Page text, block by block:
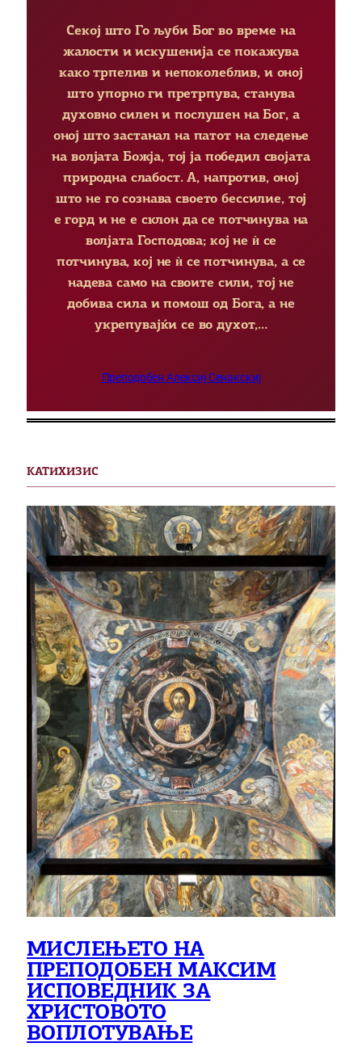
Секој што Го љуби Бог во време на
жалости и искушенија се покажува
како трпелив и непоколеблив, и оној
што упорно ги претрпува, станува
духовно силен и послушен на Бог, а
оној што застанал на патот на следење
на волјата Божја, тој ја победил својата
природна слабост. А, напротив, оној
што не го сознава своето бессилие, тој
е горд и не е склон да се потчинува на
волјата Господова; кој не ѝ се
потчинува, кој не ѝ се потчинува, а се
надева само на своите сили, тој не
добива сила и помош од Бога, а не
укрепувајќи се во духот,…
Преподобен Алексиј Сенакскиј
КАТИХИЗИС
МИСЛЕЊЕТО НА
ПРЕПОДОБЕН МАКСИМ
ИСПОВЕДНИК ЗА
ХРИСТОВОТО
ВОПЛОТУВАЊЕ